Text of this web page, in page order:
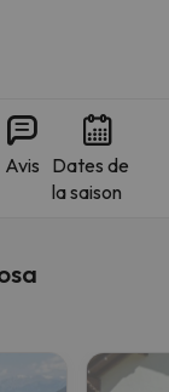
Avis Dates de
la saison